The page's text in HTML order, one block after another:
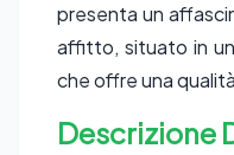
presenta un
affitto, situato in
che offre una
Descrizione